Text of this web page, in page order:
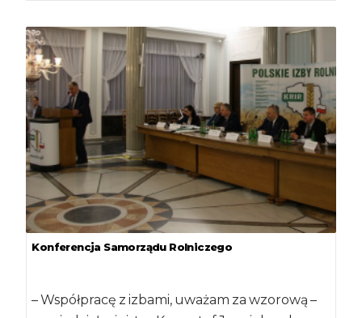
Konferencja Samorządu Rolniczego
– Współpracę z izbami, uważam za wzorową –